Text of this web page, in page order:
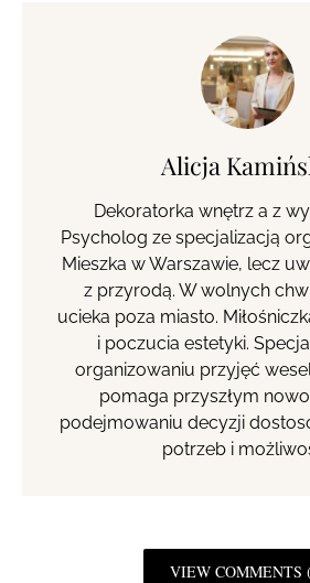
Alicja
Dekoratorka wnętrz a z
Psycholog ze specjalizacją
Mieszka w Warszawie, lecz
z przyrodą. W wolnych
ucieka poza miasto.
i poczucia estetyki.
organizowaniu przyjęć
pomaga przyszłym
podejmowaniu decyzji
potrzeb i
VIEW COMMENTS